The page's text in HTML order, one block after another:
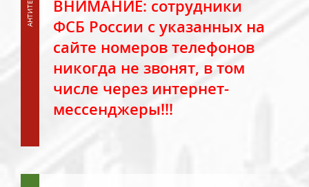
ВНИМАНИЕ: сотрудники
ФСБ России с указанных на
сайте номеров телефонов
никогда не звонят, в том
числе через интернет-
мессенджеры!!!